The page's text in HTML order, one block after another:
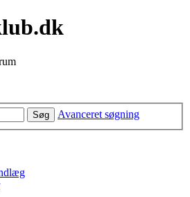
Søg Avanceret søgning